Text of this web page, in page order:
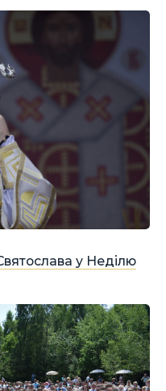
у Неділю